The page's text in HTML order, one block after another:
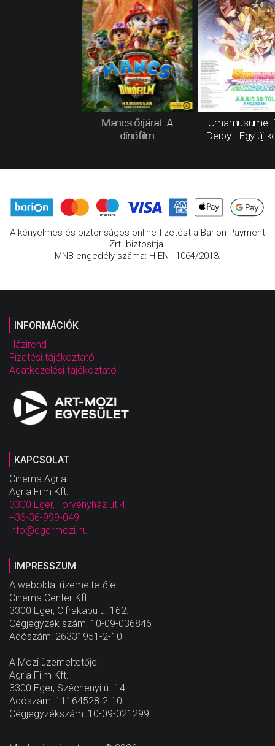
Mancs őrjárat: A
dínófilm
Umamusume:
Derby - Egy új
A kényelmes és biztonságos online fizetést a Barion Payment
Zrt. biztosítja.
MNB engedély száma: H-EN-I-1064/2013.
INFORMÁCIÓK
Házirend
Fizetési tájékoztató
Adatkezelési tájékoztató
KAPCSOLAT
Cinema Agria
Agria Film Kft.
3300 Eger, Törvényház út 4
+36-36-999-049
info@egermozi.hu
IMPRESSZUM
A weboldal üzemeltetője:
Cinema Center Kft.
3300 Eger, Cifrakapu u. 162.
Cégjegyzék szám: 10-09-036846
Adószám: 26331951-2-10
A Mozi üzemeltetője:
Agria Film Kft.
3300 Eger, Széchenyi út 14.
Adószám: 11164528-2-10
Cégjegyzékszám: 10-09-021299